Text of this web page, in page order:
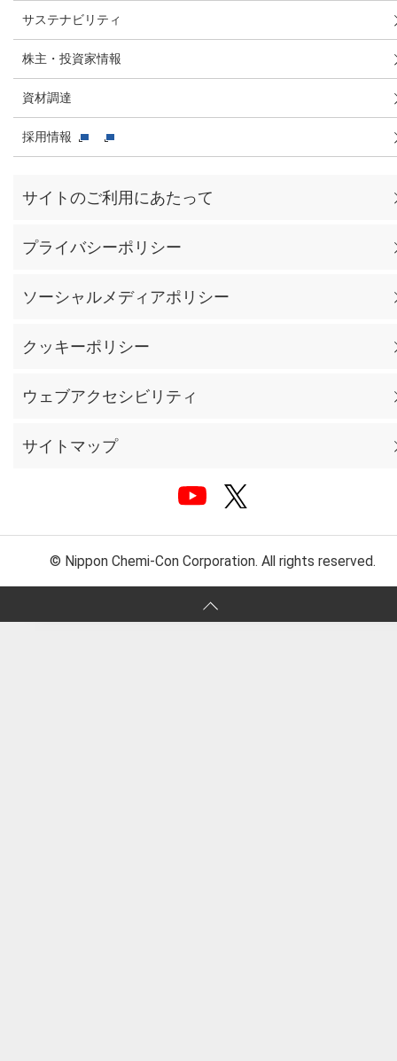
サステナビリティ
株主・投資家情報
資材調達
採用情報
サイトのご利用にあたって
プライバシーポリシー
ソーシャルメディアポリシー
クッキーポリシー
ウェブアクセシビリティ
サイトマップ
© Nippon Chemi-Con Corporation. All rights reserved.